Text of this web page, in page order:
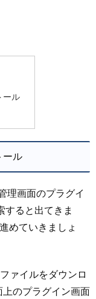
ール
ール
理画面のプラグイ
すると出てきま
めていきましょ
ァイルをダウンロ
のプラグイン画面